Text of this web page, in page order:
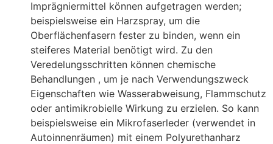
Imprägniermittel können aufgetragen werden;
beispielsweise ein Harzspray, um die
Oberflächenfasern fester zu binden, wenn ein
steiferes Material benötigt wird. Zu den
Veredelungsschritten können chemische
Behandlungen , um je nach Verwendungszweck
Eigenschaften wie Wasserabweisung, Flammschutz
oder antimikrobielle Wirkung zu erzielen. So kann
beispielsweise ein Mikrofaserleder (verwendet in
Autoinnenräumen) mit einem Polyurethanharz